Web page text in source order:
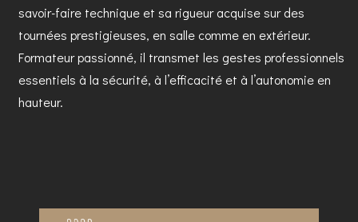
savoir-faire technique et sa rigueur acquise sur des
tournées prestigieuses, en salle comme en extérieur.
Formateur passionné, il transmet les gestes professionnels
essentiels à la sécurité, à l’efficacité et à l’autonomie en
hauteur.